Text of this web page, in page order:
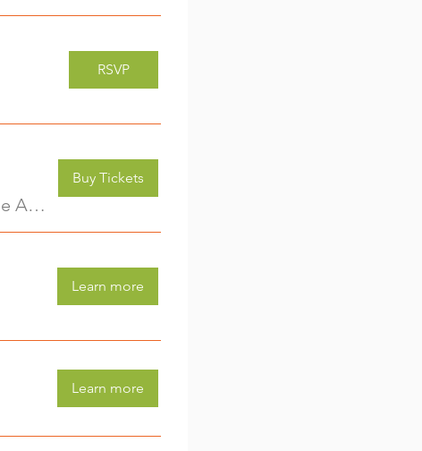
RSVP
Kreativwerkstatt für Kids (3-6 Jahre) - jede Woche eine neue Aktivität (2)
Buy Tickets
Learn more
Learn more